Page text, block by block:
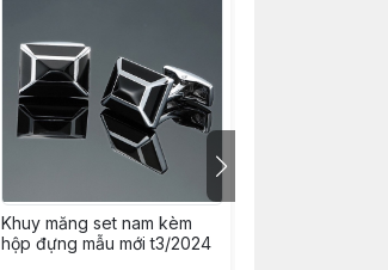
Khuy măng set nam kèm
hộp đựng mẫu mới t3/2024